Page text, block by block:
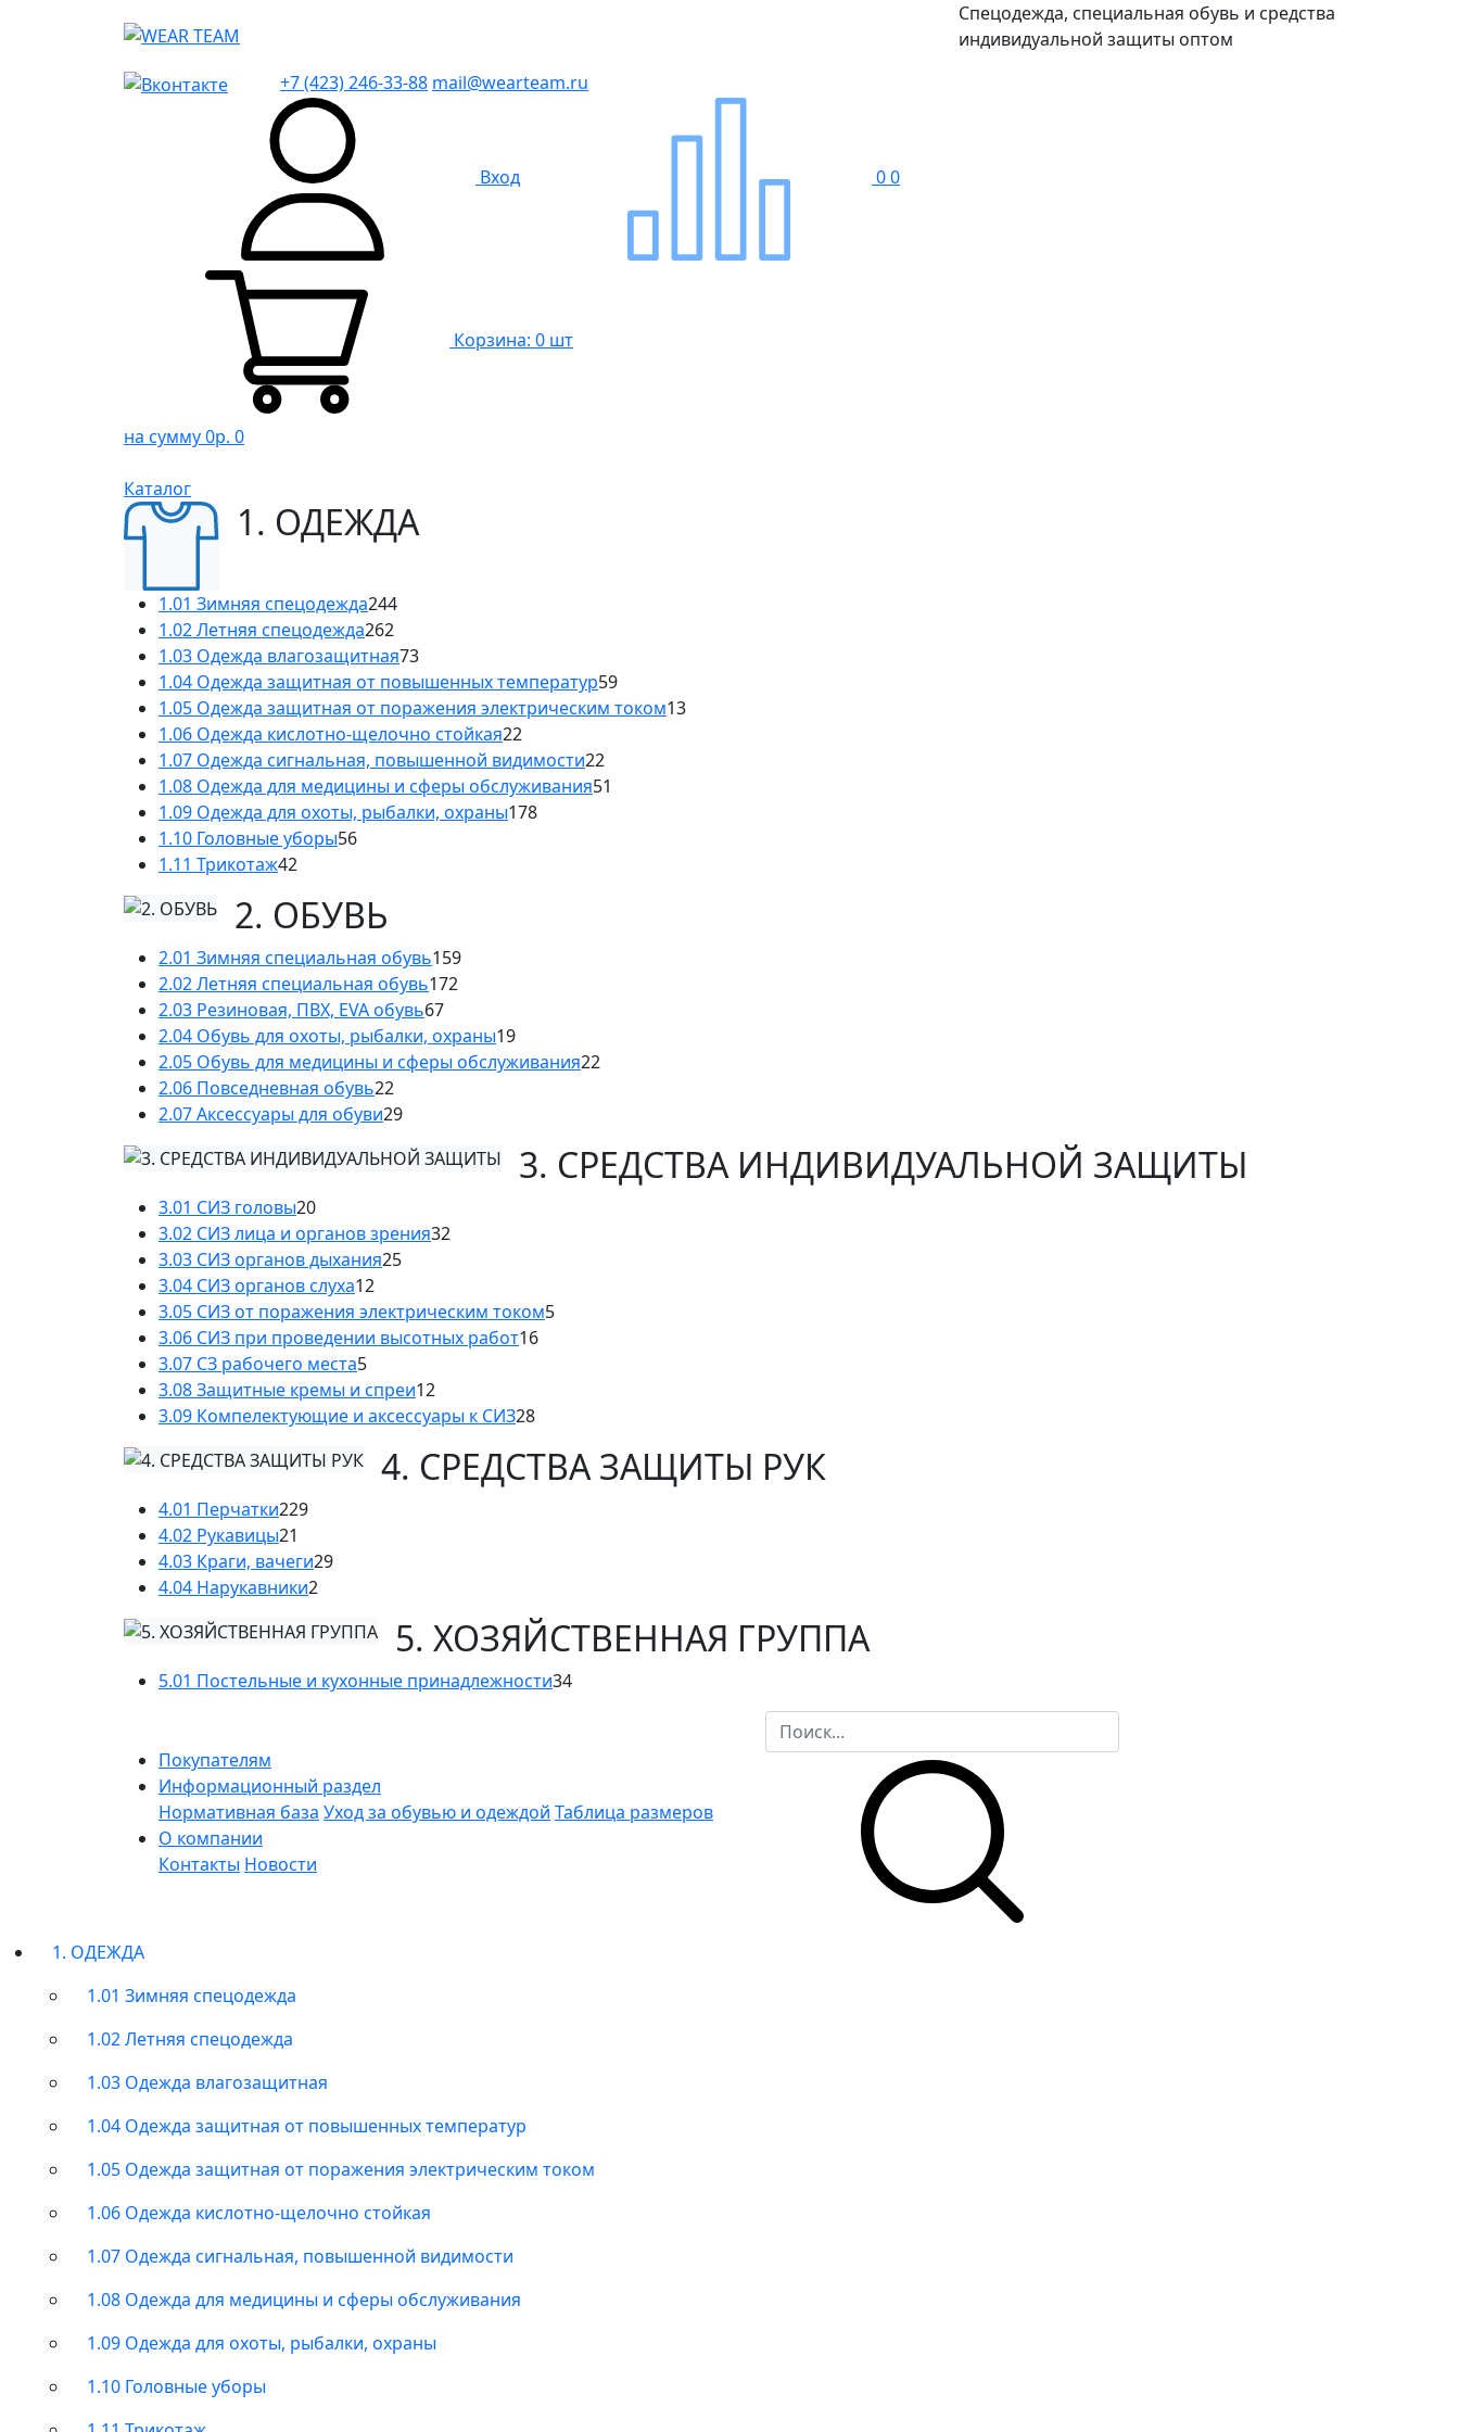
Спецодежда, специальная обувь и средства
индивидуальной защиты оптом
+7 (423) 246-33-88 mail@wearteam.ru
Вход 00
Корзина: 0 шт
на сумму 0р. 0
Каталог
1. ОДЕЖДА
1.01 Зимняя спецодежда244
1.02 Летняя спецодежда262
1.03 Одежда влагозащитная73
1.04 Одежда защитная от повышенных температур59
1.05 Одежда защитная от поражения электрическим током13
1.06 Одежда кислотно-щелочно стойкая22
1.07 Одежда сигнальная, повышенной видимости22
1.08 Одежда для медицины и сферы обслуживания51
1.09 Одежда для охоты, рыбалки, охраны178
1.10 Головные уборы56
1.11 Трикотаж42
2. ОБУВЬ
2.01 Зимняя специальная обувь159
2.02 Летняя специальная обувь172
2.03 Резиновая, ПВХ, EVA обувь67
2.04 Обувь для охоты, рыбалки, охраны19
2.05 Обувь для медицины и сферы обслуживания22
2.06 Повседневная обувь22
2.07 Аксессуары для обуви29
3. СРЕДСТВА ИНДИВИДУАЛЬНОЙ ЗАЩИТЫ
3.01 СИЗ головы20
3.02 СИЗ лица и органов зрения32
3.03 СИЗ органов дыхания25
3.04 СИЗ органов слуха12
3.05 СИЗ от поражения электрическим током5
3.06 СИЗ при проведении высотных работ16
3.07 СЗ рабочего места5
3.08 Защитные кремы и спреи12
3.09 Компелектующие и аксессуары к СИЗ28
4. СРЕДСТВА ЗАЩИТЫ РУК
4.01 Перчатки229
4.02 Рукавицы21
4.03 Краги, вачеги29
4.04 Нарукавники2
5. ХОЗЯЙСТВЕННАЯ ГРУППА
5.01 Постельные и кухонные принадлежности34
Покупателям
Информационный раздел
Нормативная база Уход за обувью и одеждой Таблица размеров
О компании
Контакты Новости
1. ОДЕЖДА
1.01 Зимняя спецодежда
1.02 Летняя спецодежда
1.03 Одежда влагозащитная
1.04 Одежда защитная от повышенных температур
1.05 Одежда защитная от поражения электрическим током
1.06 Одежда кислотно-щелочно стойкая
1.07 Одежда сигнальная, повышенной видимости
1.08 Одежда для медицины и сферы обслуживания
1.09 Одежда для охоты, рыбалки, охраны
1.10 Головные уборы